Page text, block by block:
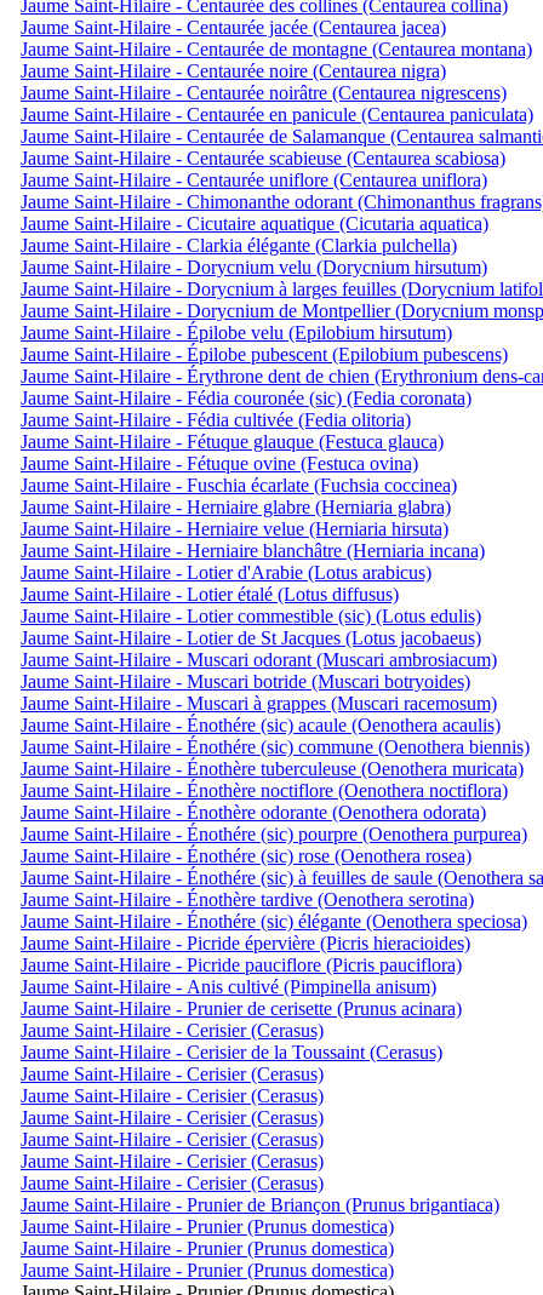
Jaume Saint-Hilaire - Centaurée des collines (Centaurea collina)
Jaume Saint-Hilaire - Centaurée jacée (Centaurea jacea)
Jaume Saint-Hilaire - Centaurée de montagne (Centaurea montana)
Jaume Saint-Hilaire - Centaurée noire (Centaurea nigra)
Jaume Saint-Hilaire - Centaurée noirâtre (Centaurea nigrescens)
Jaume Saint-Hilaire - Centaurée en panicule (Centaurea paniculata)
Jaume Saint-Hilaire - Centaurée de Salamanque (Centaurea
Jaume Saint-Hilaire - Centaurée scabieuse (Centaurea scabiosa)
Jaume Saint-Hilaire - Centaurée uniflore (Centaurea uniflora)
Jaume Saint-Hilaire - Chimonanthe odorant (Chimonanthus
Jaume Saint-Hilaire - Cicutaire aquatique (Cicutaria aquatica)
Jaume Saint-Hilaire - Clarkia élégante (Clarkia pulchella)
Jaume Saint-Hilaire - Dorycnium velu (Dorycnium hirsutum)
Jaume Saint-Hilaire - Dorycnium à larges feuilles (Dorycnium
Jaume Saint-Hilaire - Dorycnium de Montpellier (Dorycnium
Jaume Saint-Hilaire - Épilobe velu (Epilobium hirsutum)
Jaume Saint-Hilaire - Épilobe pubescent (Epilobium pubescens)
Jaume Saint-Hilaire - Érythrone dent de chien (Erythronium dens-
Jaume Saint-Hilaire - Fédia couronée (sic) (Fedia coronata)
Jaume Saint-Hilaire - Fédia cultivée (Fedia olitoria)
Jaume Saint-Hilaire - Fétuque glauque (Festuca glauca)
Jaume Saint-Hilaire - Fétuque ovine (Festuca ovina)
Jaume Saint-Hilaire - Fuschia écarlate (Fuchsia coccinea)
Jaume Saint-Hilaire - Herniaire glabre (Herniaria glabra)
Jaume Saint-Hilaire - Herniaire velue (Herniaria hirsuta)
Jaume Saint-Hilaire - Herniaire blanchâtre (Herniaria incana)
Jaume Saint-Hilaire - Lotier d'Arabie (Lotus arabicus)
Jaume Saint-Hilaire - Lotier étalé (Lotus diffusus)
Jaume Saint-Hilaire - Lotier commestible (sic) (Lotus edulis)
Jaume Saint-Hilaire - Lotier de St Jacques (Lotus jacobaeus)
Jaume Saint-Hilaire - Muscari odorant (Muscari ambrosiacum)
Jaume Saint-Hilaire - Muscari botride (Muscari botryoides)
Jaume Saint-Hilaire - Muscari à grappes (Muscari racemosum)
Jaume Saint-Hilaire - Énothére (sic) acaule (Oenothera acaulis)
Jaume Saint-Hilaire - Énothére (sic) commune (Oenothera biennis)
Jaume Saint-Hilaire - Énothère tuberculeuse (Oenothera muricata)
Jaume Saint-Hilaire - Énothère noctiflore (Oenothera noctiflora)
Jaume Saint-Hilaire - Énothère odorante (Oenothera odorata)
Jaume Saint-Hilaire - Énothére (sic) pourpre (Oenothera purpurea)
Jaume Saint-Hilaire - Énothére (sic) rose (Oenothera rosea)
Jaume Saint-Hilaire - Énothére (sic) à feuilles de saule (Oenothera
Jaume Saint-Hilaire - Énothère tardive (Oenothera serotina)
Jaume Saint-Hilaire - Énothére (sic) élégante (Oenothera speciosa)
Jaume Saint-Hilaire - Picride épervière (Picris hieracioides)
Jaume Saint-Hilaire - Picride pauciflore (Picris pauciflora)
Jaume Saint-Hilaire - Anis cultivé (Pimpinella anisum)
Jaume Saint-Hilaire - Prunier de cerisette (Prunus acinara)
Jaume Saint-Hilaire - Cerisier (Cerasus)
Jaume Saint-Hilaire - Cerisier de la Toussaint (Cerasus)
Jaume Saint-Hilaire - Cerisier (Cerasus)
Jaume Saint-Hilaire - Cerisier (Cerasus)
Jaume Saint-Hilaire - Cerisier (Cerasus)
Jaume Saint-Hilaire - Cerisier (Cerasus)
Jaume Saint-Hilaire - Cerisier (Cerasus)
Jaume Saint-Hilaire - Cerisier (Cerasus)
Jaume Saint-Hilaire - Prunier de Briançon (Prunus brigantiaca)
Jaume Saint-Hilaire - Prunier (Prunus domestica)
Jaume Saint-Hilaire - Prunier (Prunus domestica)
Jaume Saint-Hilaire - Prunier (Prunus domestica)